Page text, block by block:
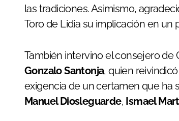
las tradiciones. Asimismo,
Toro de Lidia su implicación en
También intervino el consejero de
Gonzalo Santonja, quien
exigencia de un certamen que
Manuel Diosleguarde, Ismael